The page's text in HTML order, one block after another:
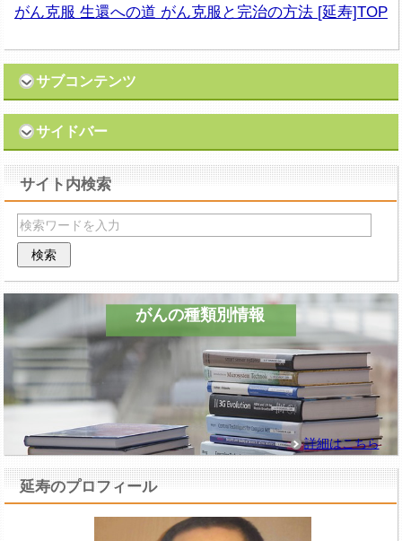
がん克服 生還への道 がん克服と完治の方法 [延寿]TOP
サブコンテンツ
サイドバー
サイト内検索
がんの種類別情報
詳細はこちら
延寿のプロフィール